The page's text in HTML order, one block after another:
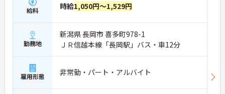
給料 時給1,050円～1,529円
勤務地
新潟県 長岡市 喜多町978-1
ＪＲ信越本線「長岡駅」バス・車12分
雇用形態 非常勤・パート・アルバイト